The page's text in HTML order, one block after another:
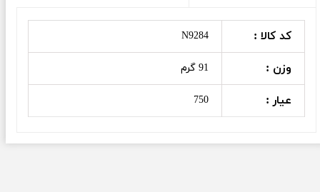
کد کالا : N9284
وزن : 91 گرم
عیار : 750